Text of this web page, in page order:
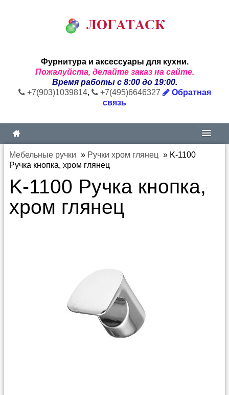
Фурнитура и аксессуары для кухни.
Пожалуйста, делайте заказ на сайте.
Время работы с 8:00 до 19:00.
+7(903)1039814, +7(495)6646327
Обратная
связь
Мебельные ручки » Ручки хром глянец » K-1100
Ручка кнопка, хром глянец
K-1100 Ручка кнопка,
хром глянец